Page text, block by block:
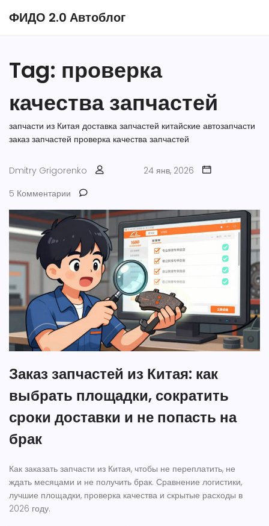
ФИДО 2.0 Автоблог
Tag: проверка
качества запчастей
запчасти из Китая доставка запчастей китайские автозапчасти
заказ запчастей проверка качества запчастей
Dmitry Grigorenko
24 янв, 2026
5 Комментарии
Заказ запчастей из Китая: как
выбрать площадки, сократить
сроки доставки и не попасть на
брак
Как заказать запчасти из Китая, чтобы не переплатить, не
ждать месяцами и не получить брак. Сравнение логистики,
лучшие площадки, проверка качества и скрытые расходы в
2026 году.